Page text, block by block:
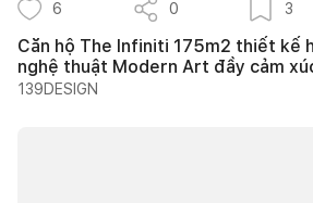
6 0 3
Căn hộ The Infiniti 175m2 thiết kế
nghệ thuật Modern Art đầy cảm
139DESIGN